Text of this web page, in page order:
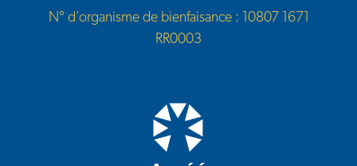
N° d’organisme de bienfaisance : 10807 1671
RR0003